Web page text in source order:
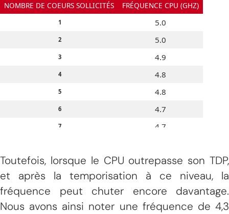
NOMBRE DE COEURS SOLLICITÉS FRÉQUENCE CPU (GHZ)
1 5.0
2 5.0
3 4.9
4 4.8
5 4.8
6 4.7
7 4.7
Toutefois, lorsque le CPU outrepasse son TDP,
et après la temporisation à ce niveau, la
fréquence peut chuter encore davantage.
Nous avons ainsi noter une fréquence de 4,3